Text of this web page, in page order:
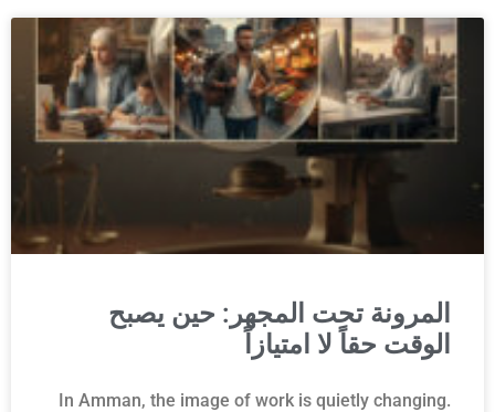
المرونة تحت المجهر: حين يصبح
الوقت حقاً لا امتيازاً
In Amman, the image of work is quietly changing.